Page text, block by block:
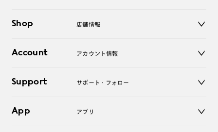
サングラス
コンタクトレンズ
アクセサリー
Shop 店舗情報
オンラインショップ
Account アカウント情報
ログアウト
Support サポート・フォロー
よくあるご質問
App アプリ